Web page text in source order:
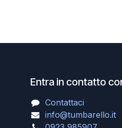
Entra in contatto
Contattaci
info@tumbarello.it